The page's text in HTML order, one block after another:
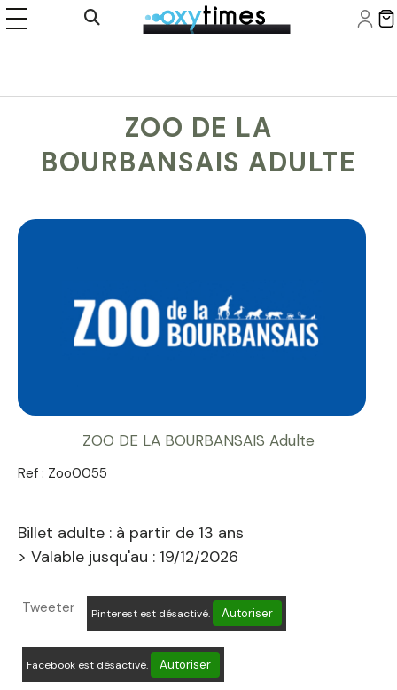
Ouvrir la recherche
ZOO DE LA
BOURBANSAIS ADULTE
ZOO DE LA BOURBANSAIS Adulte
Ref : Zoo0055
Billet adulte : à partir de 13 ans
> Valable jusqu'au : 19/12/2026
Tweeter Pinterest est désactivé. Autoriser
Facebook est désactivé. Autoriser
Panneau de gestion des cookies